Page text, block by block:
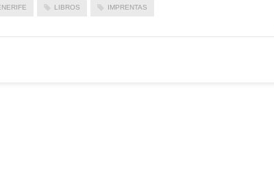
LIBROS IMPRENTAS